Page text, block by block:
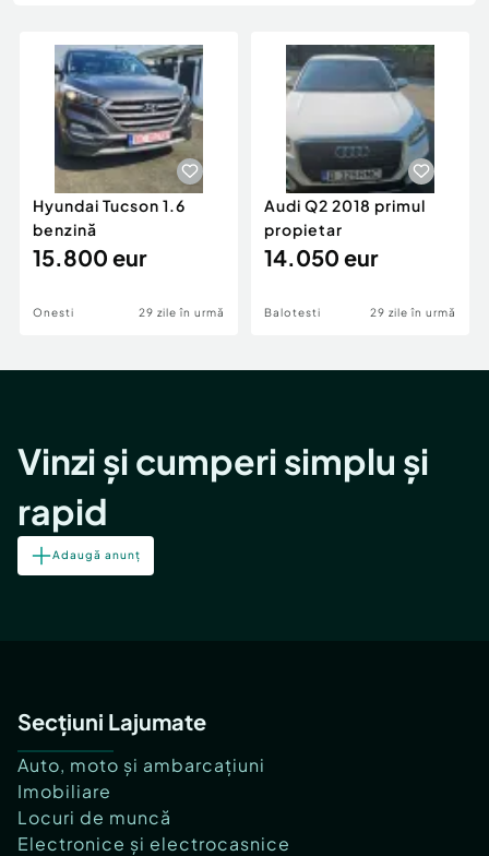
Animale de companie
Afaceri și echipamente profesionale
Inchiriere Bunuri si Vehicule
Piese auto si accesorii
Dacia Duster
Hyundai Tucson 1.6
benzină
15.800 eur
Onesti 29 zile în urmă
Audi Q2 2018 primul
propietar
14.050 eur
Balotesti 29 zile în urmă
Vinzi și cumperi simplu și
rapid
Adaugă anunț
Secțiuni Lajumate
Auto, moto și ambarcațiuni
Imobiliare
Locuri de muncă
Electronice și electrocasnice